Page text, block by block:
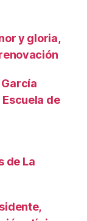
y gloria,
de
de La